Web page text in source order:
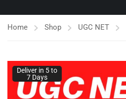
Home Shop UGC NET
Deliver in 5 to
7 Days